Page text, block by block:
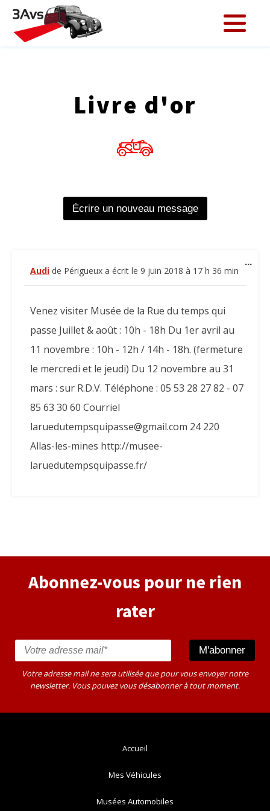
Livre d'or
Audi de Périgueux a écrit le 9 juin 2018 à 17 h 36 min
Venez visiter Musée de la Rue du temps qui
passe Juillet & août : 10h - 18h Du 1er avril au
11 novembre : 10h - 12h / 14h - 18h. (fermeture
le mercredi et le jeudi) Du 12 novembre au 31
mars : sur R.D.V. Téléphone : 05 53 28 27 82 - 07
85 63 30 60 Courriel
laruedutempsquipasse@gmail.com 24 220
Allas-les-mines http://musee-
laruedutempsquipasse.fr/
...
Abonnez-vous pour ne rien
rater
Votre adresse mail ne sera utilisée que pour vous envoyer notre
newsletter. Vous pouvez vous désabonner à tout moment.
Accueil
Mes Véhicules
Musées Automobiles